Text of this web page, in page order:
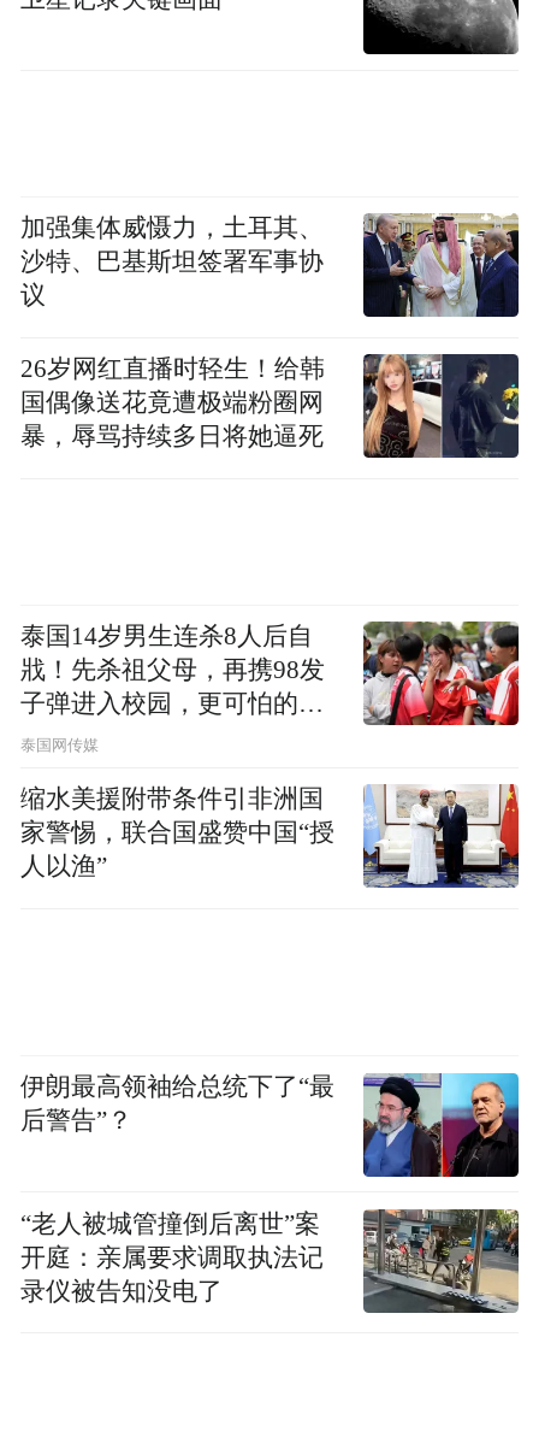
门票之外，世界杯相关的高消费也在影响部
分球迷的出行计划，甚至波及部分美国酒店
和航空公司的预期收益。
盛，但这一数字还是引发了广泛讨论。
这是世界杯历史上首次扩军至48支球队，比
赛从64场增加到104场，赛程横跨美国、加拿
大和墨西哥三国。
国际足联早早打开账本，将本届赛事收入定
调为创造历史纪录。 但现实的问题也摆在面
世界杯从来不用担心没人关注，却需要担心
球迷是否还能负担得起进入球场的成本。
“特别声明：以上作品内容(包括在内的视频、图片或音
频)为凤凰网旗下自媒体平台“大风号”用户上传并发
布，本平台仅提供信息存储空间服务。
加强集体威慑力，土耳其、
沙特、巴基斯坦签署军事协
议
26岁网红直播时轻生！给韩
国偶像送花竟遭极端粉圈网
暴，辱骂持续多日将她逼死
泰国14岁男生连杀8人后自
戕！先杀祖父母，再携98发
子弹进入校园，更可怕的细
节公布了
泰国网传媒
缩水美援附带条件引非洲国
家警惕，联合国盛赞中国“授
人以渔”
伊朗最高领袖给总统下了“最
后警告”？
“老人被城管撞倒后离世”案
开庭：亲属要求调取执法记
录仪被告知没电了